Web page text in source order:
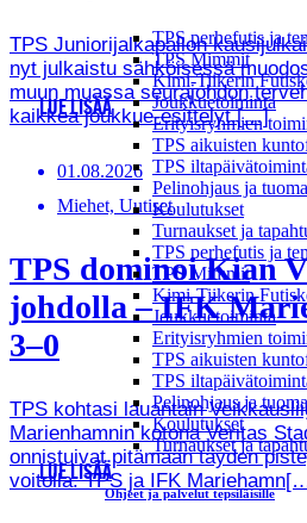
TPS perhefutis ja
TPS Mimmit
Kimi-Tiikerin
Joukkuetoiminta
Erityisryhmien
TPS aikuisten
TPS
Pelinohjaus ja
Koulutukset
Turnaukset ja
TPS perhefutis ja
TPS Mimmit
Kimi-Tiikerin
Joukkuetoiminta
Erityisryhmien
TPS aikuisten
TPS
Pelinohjaus ja
Koulutukset
Turnaukset ja
Ohjeet ja palvelut tepsiläisille
TPS Juniorijalkapallon
nyt julkaistu sähköisessä
muun muassa seurajohdon
kaikkea joukkue-esittelyt.[…]
LUE LISÄÄ
01.08.2026
Miehet, Uutiset
TPS dominoi Kian
johdolla – IFK
3–0
TPS kohtasi lauantain
Marienhamnin kotona Veritas
onnistuivat pitämään täyden
voitolla. TPS ja IFK
LUE LISÄÄ